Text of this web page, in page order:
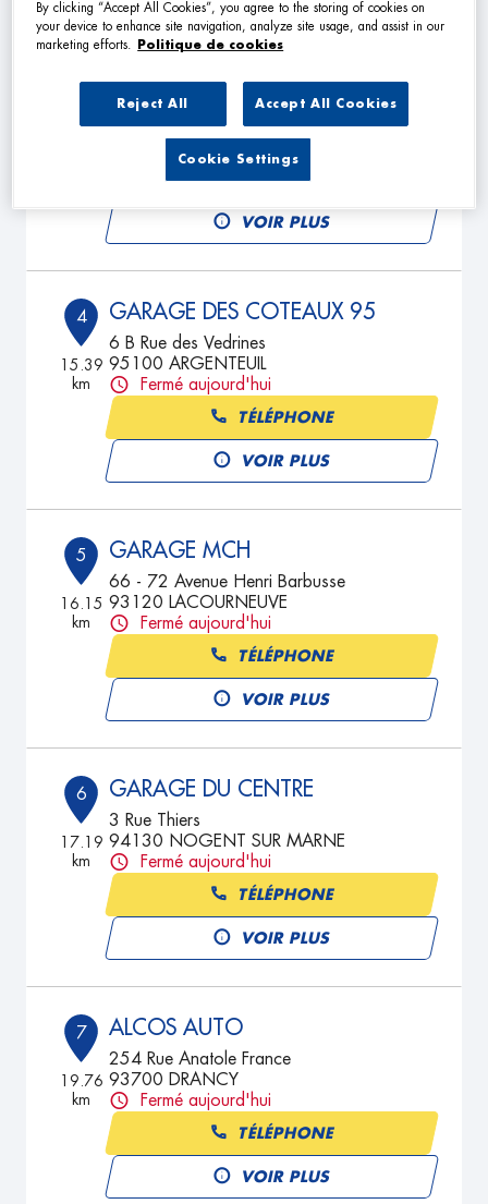
3
13.09
108 Boulevard Henri Barbusse
78800 HOUILLES
TÉLÉPHONE
VOIR PLUS
4
15.39
km
GARAGE DES COTEAUX 95
6 B Rue des Vedrines
95100 ARGENTEUIL
Fermé aujourd'hui
TÉLÉPHONE
VOIR PLUS
5
16.15
km
GARAGE MCH
66 - 72 Avenue Henri Barbusse
93120 LACOURNEUVE
Fermé aujourd'hui
TÉLÉPHONE
VOIR PLUS
6
17.19
km
GARAGE DU CENTRE
3 Rue Thiers
94130 NOGENT SUR MARNE
Fermé aujourd'hui
TÉLÉPHONE
VOIR PLUS
7
19.76
km
ALCOS AUTO
254 Rue Anatole France
93700 DRANCY
Fermé aujourd'hui
TÉLÉPHONE
VOIR PLUS
By clicking “Accept All Cookies”, you agree to the storing of cookies on
your device to enhance site navigation, analyze site usage, and assist in our
marketing efforts.
Politique de cookies
Reject All Accept All Cookies
Cookie Settings